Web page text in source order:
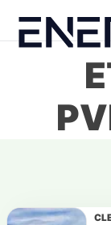
content